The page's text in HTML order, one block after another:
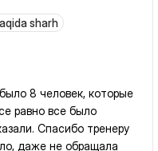
sharh
8 человек, которые
равно все было
Спасибо тренеру